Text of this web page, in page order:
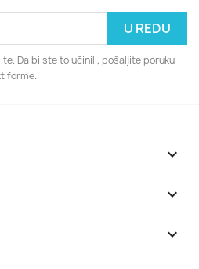
Da bi ste to učinili, pošaljite poruku
forme.


